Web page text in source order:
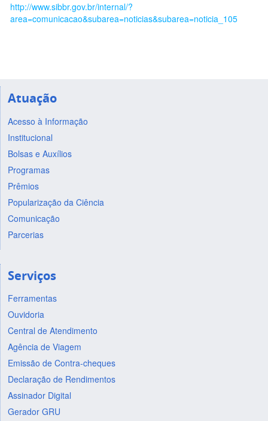
http://www.sibbr.gov.br/internal/?
area=comunicacao&subarea=noticias&subarea=noticia_105
Atuação
Acesso à Informação
Institucional
Bolsas e Auxílios
Programas
Prêmios
Popularização da Ciência
Comunicação
Parcerias
Serviços
Ferramentas
Ouvidoria
Central de Atendimento
Agência de Viagem
Emissão de Contra-cheques
Declaração de Rendimentos
Assinador Digital
Gerador GRU